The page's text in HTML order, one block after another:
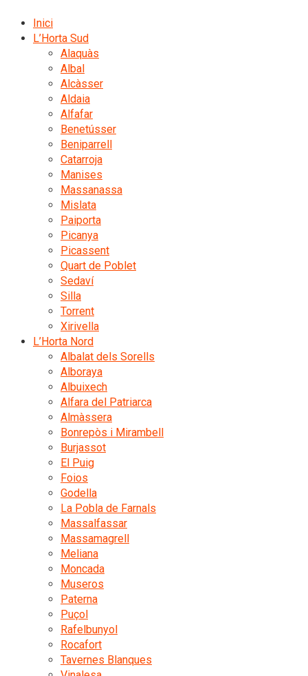
Inici
L’Horta Sud
Alaquàs
Albal
Alcàsser
Aldaia
Alfafar
Benetússer
Beniparrell
Catarroja
Manises
Massanassa
Mislata
Paiporta
Picanya
Picassent
Quart de Poblet
Sedaví
Silla
Torrent
Xirivella
L’Horta Nord
Albalat dels Sorells
Alboraya
Albuixech
Alfara del Patriarca
Almàssera
Bonrepòs i Mirambell
Burjassot
El Puig
Foios
Godella
La Pobla de Farnals
Massalfassar
Massamagrell
Meliana
Moncada
Museros
Paterna
Puçol
Rafelbunyol
Rocafort
Tavernes Blanques